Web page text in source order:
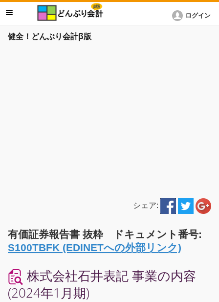
健全！どんぶり会計β版
ログイン
シェア:
有価証券報告書 抜粋 ドキュメント番号:
S100TBFK (EDINETへの外部リンク)
株式会社石井表記 事業の内容
(2024年1月期)